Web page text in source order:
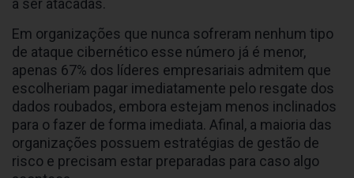
Em organizações que nunca sofreram nenhum tipo
de ataque cibernético esse número já é menor,
apenas 67% dos líderes empresariais admitem que
escolheriam pagar imediatamente pelo resgate dos
dados roubados, embora estejam menos inclinados
para o fazer de forma imediata. Afinal, a maioria das
organizações possuem estratégias de gestão de
risco e precisam estar preparadas para caso algo